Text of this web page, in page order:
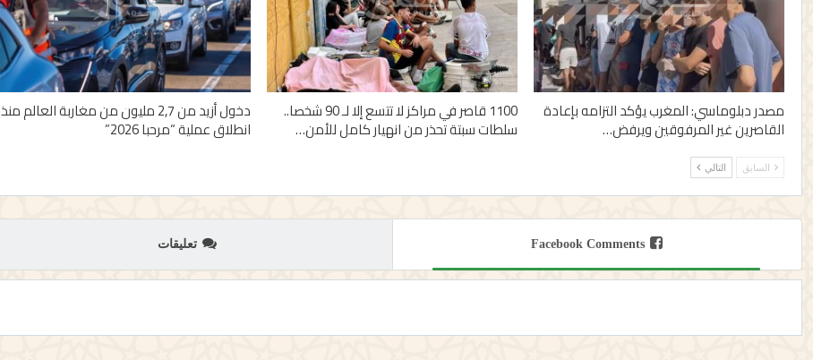
مصدر دبلوماسي: المغرب يؤكد التزامه بإعادة
القاصرين غير المرفوقين ويرفض…
1100 قاصر في مراكز لا تتسع إلا لـ 90 شخصا..
سلطات سبتة تحذر من انهيار كامل للأمن…
دخول أزيد من 2,7 مليون من مغاربة العالم منذ
انطلاق عملية “مرحبا 2026”
السابق التالي
Facebook Comments تعليقات